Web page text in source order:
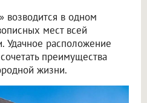
возводится в одном
мест всей
Удачное расположение
преимущества
жизни.